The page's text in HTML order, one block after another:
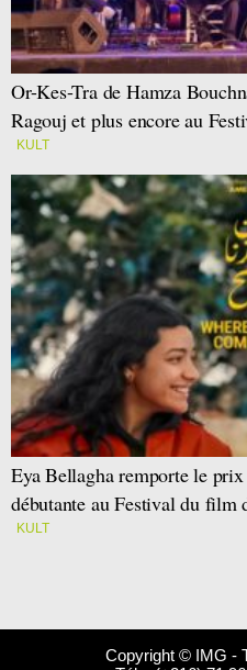
Or-Kes-Tra de Hamza
Ragouj et plus encore au
KULT
Eya Bellagha remporte le
débutante au Festival du film
KULT
Copyright © IMG -